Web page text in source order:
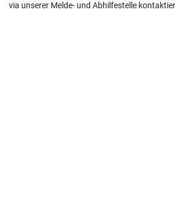
via unserer Melde- und Abhilfestelle